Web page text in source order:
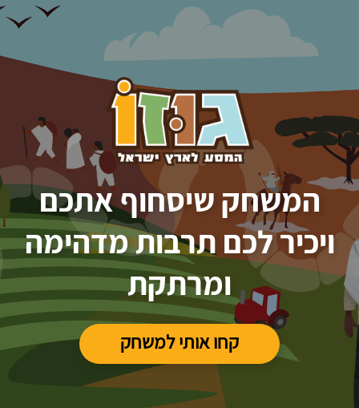
Please
note:
website
an
accessibility
system.
המשחק שיסחוף אתכם
ויכיר לכם תרבות מדהימה
ומרתקת
קחו אותי למשחק